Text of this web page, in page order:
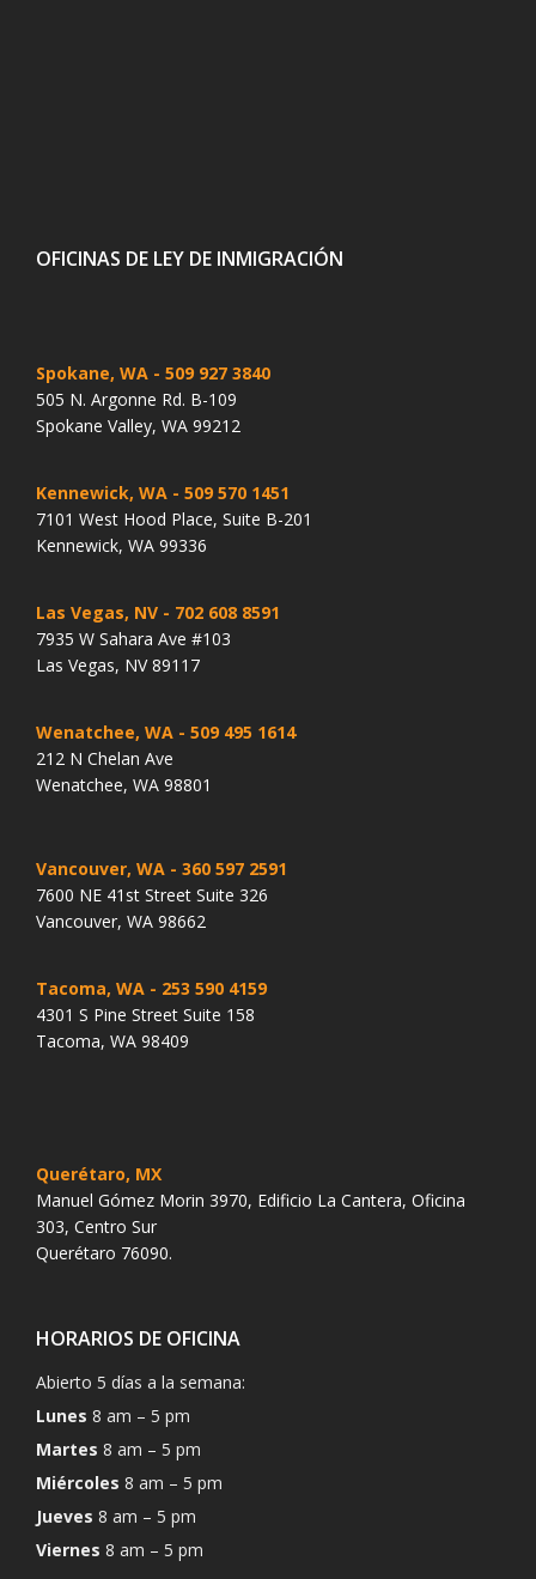
OFICINAS DE LEY DE INMIGRACIÓN
Spokane, WA - 509 927 3840
505 N. Argonne Rd. B-109
Spokane Valley, WA 99212
Kennewick, WA - 509 570 1451
7101 West Hood Place, Suite B-201
Kennewick, WA 99336
Las Vegas, NV - 702 608 8591
7935 W Sahara Ave #103
Las Vegas, NV 89117
Wenatchee, WA - 509 495 1614
212 N Chelan Ave
Wenatchee, WA 98801
Vancouver, WA - 360 597 2591
7600 NE 41st Street Suite 326
Vancouver, WA 98662
Tacoma, WA - 253 590 4159
4301 S Pine Street Suite 158
Tacoma, WA 98409
Querétaro, MX
Manuel Gómez Morin 3970, Edificio La Cantera, Oficina
303, Centro Sur
Querétaro 76090.
HORARIOS DE OFICINA
Abierto 5 días a la semana:
Lunes 8 am – 5 pm
Martes 8 am – 5 pm
Miércoles 8 am – 5 pm
Jueves 8 am – 5 pm
Viernes 8 am – 5 pm